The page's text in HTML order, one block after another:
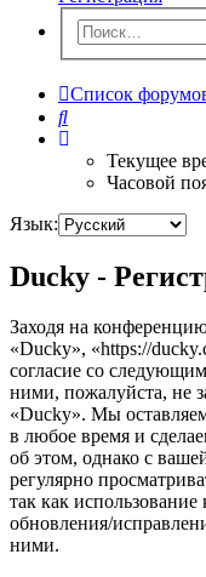
Список
Поиск
Текущее
Часовой
Язык:
Ducky -
Заходя на
«Ducky», «https://
согласие со
ними, пожалуйста, не
«Ducky». Мы
в любое время и
об этом, однако с
регулярно
так как
обновления/
ними.